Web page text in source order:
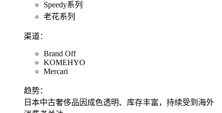
Speedy系列
老花系列
渠道：
Brand Off
KOMEHYO
Mercari
趋势：
日本中古奢侈品因成色透明、库存丰富，持续受到海外